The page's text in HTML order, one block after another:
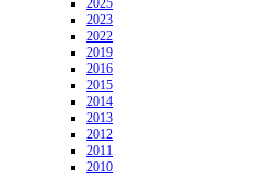
2025
2023
2022
2019
2016
2015
2014
2013
2012
2011
2010